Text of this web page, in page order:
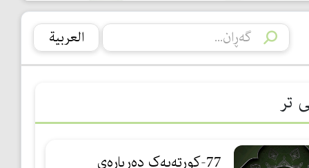
العربیة
تر
77-کورتەیەک دەربارەی